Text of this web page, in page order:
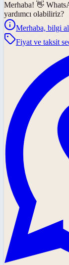
Merhaba! 👋
yardımcı olabiliriz?
Merhaba, bilgi
Fiyat ve taksit